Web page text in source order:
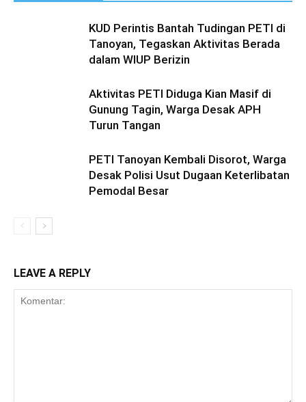
KUD Perintis Bantah Tudingan PETI di
Tanoyan, Tegaskan Aktivitas Berada
dalam WIUP Berizin
Aktivitas PETI Diduga Kian Masif di
Gunung Tagin, Warga Desak APH
Turun Tangan
PETI Tanoyan Kembali Disorot, Warga
Desak Polisi Usut Dugaan Keterlibatan
Pemodal Besar
LEAVE A REPLY